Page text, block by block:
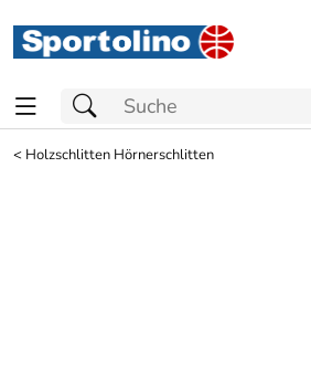
< Holzschlitten Hörnerschlitten